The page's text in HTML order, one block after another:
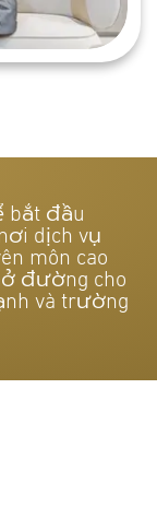
bắt đầu
dịch vụ
môn cao
đường cho
và trường